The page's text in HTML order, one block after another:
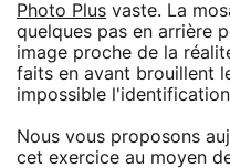
Photo Plus vaste. La
quelques pas en arrière
image proche de la
faits en avant brouillent
impossible
Nous vous proposons
cet exercice au moyen